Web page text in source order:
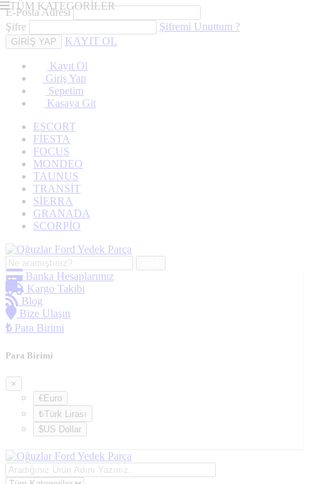
E-Posta Adresi
Şifre
Şifremi Unuttum ?
KAYIT OL
Kayıt Ol
Giriş Yap
Sepetim
Kasaya Git
ESCORT
FİESTA
FOCUS
MONDEO
TAUNUS
TRANSİT
SİERRA
GRANADA
SCORPİO
Banka Hesaplarımız
Kargo Takibi
Blog
Bize Ulaşın
₺ Para Birimi
Para Birimi
×
€Euro
₺Türk Lirası
$US Dollar
TÜM KATEGORİLER